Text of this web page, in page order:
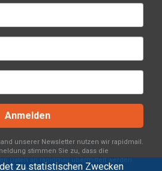
zu statistischen Zwecken
Anmelden
unserer Newsletter nutzen wir rapidmail.
stimmen Sie zu, dass die
Daten an rapidmail übermittelt werden.
bitte derenAGBund